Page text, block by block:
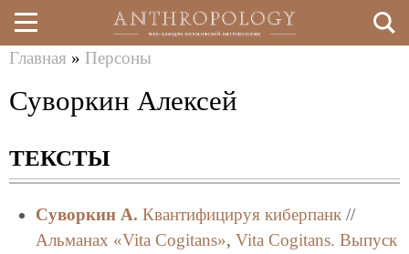
Перейти
к
содержанию
здесь
Главная » Персоны
Суворкин Алексей
ТЕКСТЫ
Суворкин А. Квантифицируя киберпанк//
Альманах «Vita Cogitans», Vita Cogitans. Выпуск